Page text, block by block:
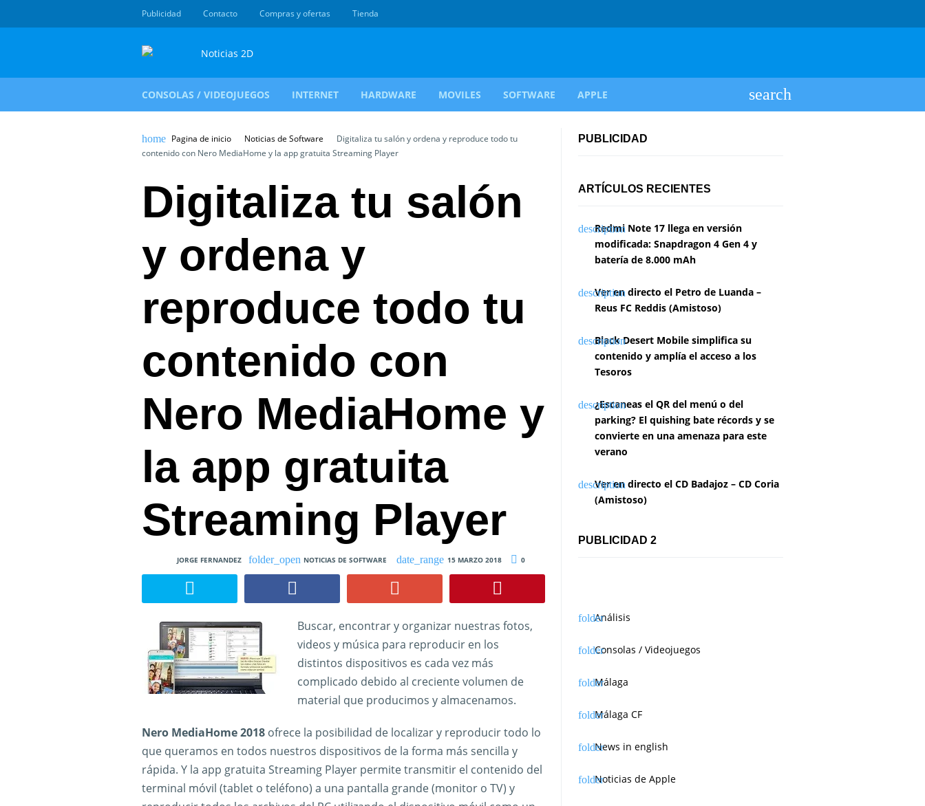
Publicidad Contacto Compras y ofertas Tienda
CONSOLAS / VIDEOJUEGOS INTERNET HARDWARE MOVILES SOFTWARE APPLE
Pagina de inicio Noticias de Software
Digitaliza tu salón y ordena y reproduce todo tu
contenido con Nero MediaHome y la app gratuita Streaming Player
Digitaliza tu salón
y ordena y
reproduce todo tu
contenido con
Nero MediaHome y
la app gratuita
Streaming Player
JORGE FERNANDEZ NOTICIAS DE SOFTWARE 15 MARZO 2018 0
Buscar, encontrar y organizar nuestras fotos,
videos y música para reproducir en los
distintos dispositivos es cada vez más
complicado debido al creciente volumen de
material que producimos y almacenamos.
Nero MediaHome 2018 ofrece la posibilidad de localizar y reproducir todo lo
que queramos en todos nuestros dispositivos de la forma más sencilla y
rápida. Y la app gratuita Streaming Player permite transmitir el contenido del
terminal móvil (tablet o teléfono) a una pantalla grande (monitor o TV) y
PUBLICIDAD
ARTÍCULOS RECIENTES
Redmi Note 17 llega en versión
modificada: Snapdragon 4 Gen 4 y
batería de 8.000 mAh
Ver en directo el Petro de Luanda –
Reus FC Reddis (Amistoso)
Black Desert Mobile simplifica su
contenido y amplía el acceso a los
Tesoros
¿Escaneas el QR del menú o del
parking? El quishing bate récords y se
convierte en una amenaza para este
verano
Ver en directo el CD Badajoz – CD Coria
(Amistoso)
PUBLICIDAD 2
Análisis
Consolas / Videojuegos
Málaga
Málaga CF
News in english
Noticias de Apple